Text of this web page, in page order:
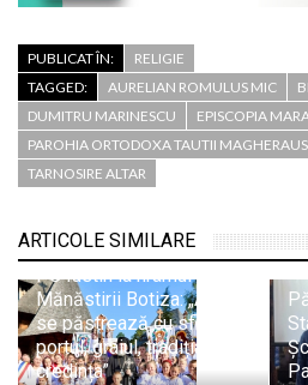
PUBLICAT ÎN:
RELIGIE
TAGGED:
AURELIAN ROMULUS MIC
DUMITRU MARINESCU
EPISCOPIA
PAROHIA ORTODOXA TAUTII MAGHERAUS
TARNOSIRE ALTAR
ARTICOLE SIMILARE
PS Iustin la hramul
Mănăstirii Botiza: „Aici
se păstrează cu sfințenie
portul, graiul, tradiția și
credința”